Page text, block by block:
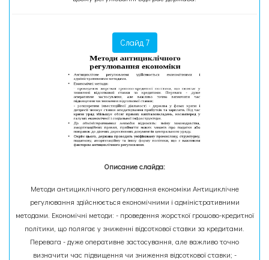
Слайд 7
Описание слайда:
Методи антициклічного регулювання економіки Антициклічне
регулювання здійснюється економічними і адміністративними
методами. Економічні методи: - проведення жорсткої грошово-кредитної
політики, що полягає у зниженні відсоткової ставки за кредитами.
Перевага - дуже оперативне застосування, але важливо точно
визначити час підвищення чи зниження відсоткової ставки; -